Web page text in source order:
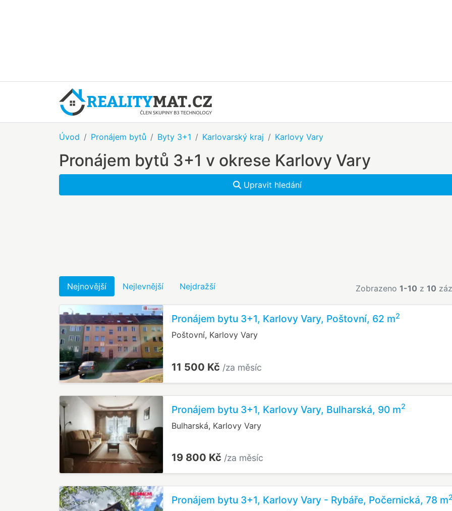
Úvod Pronájem bytů Byty 3+1 Karlovarský kraj Karlovy Vary
Pronájem bytů 3+1 v okrese Karlovy Vary
Upravit hledání
Nejnovější Nejlevnější Nejdražší Zobrazeno 1-10 z 10
Pronájem bytu 3+1, Karlovy Vary, Poštovní, 62 m2
Poštovní, Karlovy Vary
11 500 Kč /za měsíc
Pronájem bytu 3+1, Karlovy Vary, Bulharská, 90 m2
Bulharská, Karlovy Vary
19 800 Kč /za měsíc
Pronájem bytu 3+1, Karlovy Vary - Rybáře, Počernická, 78 m